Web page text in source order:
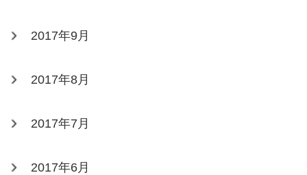
2017年9月
2017年8月
2017年7月
2017年6月